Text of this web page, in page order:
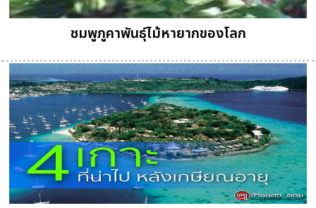
ชมพูภูคาพันธุ์ไม้หายากของโลก